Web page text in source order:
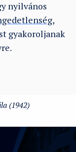
nyilvános
,
gyakoroljanak
(1942)